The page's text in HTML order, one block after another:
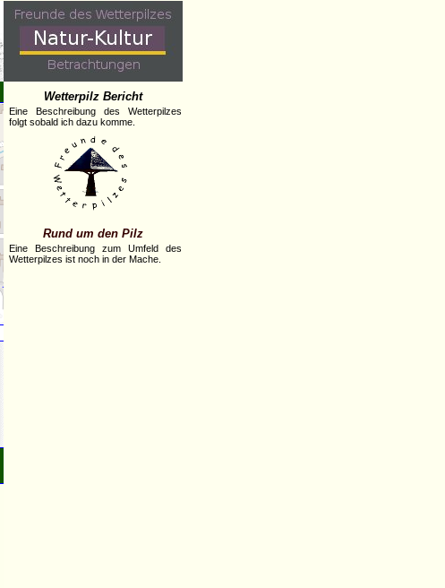
Wetterpilz Bericht
Eine Beschreibung des Wetterpilzes
folgt sobald ich dazu komme.
Rund um den Pilz
Eine Beschreibung zum Umfeld des
Wetterpilzes ist noch in der Mache.